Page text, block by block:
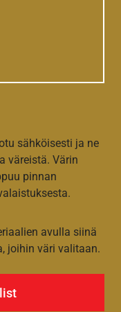
sähköisesti ja ne
väreistä. Värin
pinnan
avulla siinä
joihin väri valitaan.